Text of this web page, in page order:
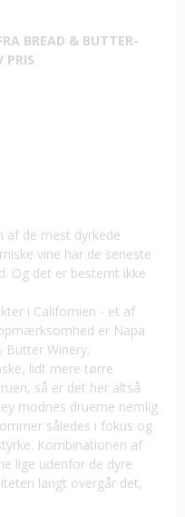
BREAD & BUTTER-
PRIS
af de mest dyrkede
vine har de seneste
Og det er bestemt ikke
i Californien - et af
er Napa
Butter Winery.
lidt mere tørre
så er det her altså
modnes druerne nemlig
således i fokus og
Kombinationen af
lige udenfor de dyre
langt overgår det,